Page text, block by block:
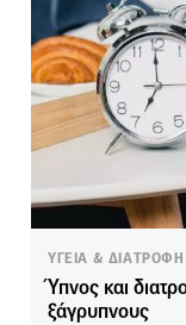
ΥΓΕΙΑ & ΔΙΑΤΡΟΦΗ
Ύπνος και
ξάγρυπνους